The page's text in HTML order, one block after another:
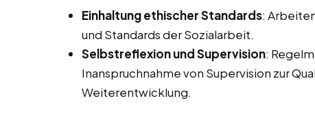
Einhaltung ethischer Standards:
und Standards der Sozialarbeit.
Selbstreflexion und Supervision:
Inanspruchnahme von Supervision zur
Weiterentwicklung.